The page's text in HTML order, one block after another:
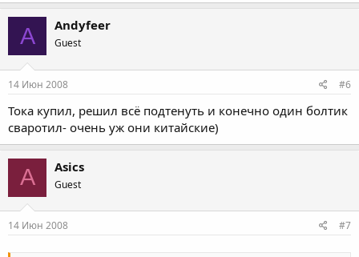
A Andyfeer
Guest
14 Июн 2008 #6
Тока купил, решил всё подтенуть и конечно один болтик
сваротил- очень уж они китайские)
A Asics
Guest
14 Июн 2008 #7